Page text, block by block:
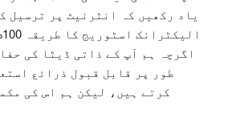
یاد رکھیں کہ انٹرنیٹ پر ترسیل
اگرچہ ہم آپ کے ذاتی ڈیٹا کی
طور پر قابل قبول ذرائع
کرتے ہیں، لیکن ہم اس کی